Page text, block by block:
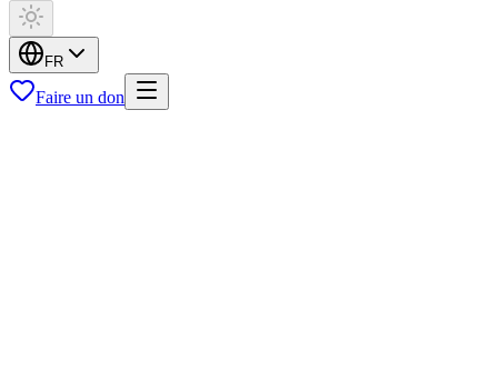
FR
Faire un don